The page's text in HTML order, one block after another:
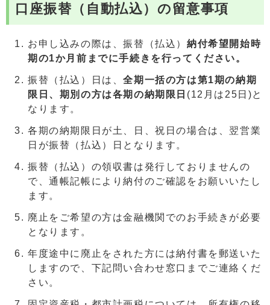
口座振替（自動払込）の留意事項
お申し込みの際は、振替（払込） 納付希望開始時
期の1か月前までに手続きを行ってください。
振替（払込）日は、全期一括の方は第1期の納期
限日、期別の方は各期の納期限日 (12月は25日)と
なります。
各期の納期限日が土、日、祝日の場合は、翌営業
日が振替（払込）日となります。
振替（払込）の領収書は発行しておりませんの
で、通帳記帳により納付のご確認をお願いいたし
ます。
廃止をご希望の方は金融機関でのお手続きが必要
となります。
年度途中に廃止をされた方には納付書を郵送いた
しますので、下記問い合わせ窓口までご連絡くだ
さい。